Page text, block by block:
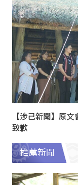
【涉己新聞】原
致歉
推薦新聞